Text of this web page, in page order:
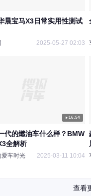
晨宝马X3日常实用性测试
2025-05-27 02:03
16:54
代的燃油车什么样？BMW
全解析
爱车时光 2025-03-11 10:04
查看